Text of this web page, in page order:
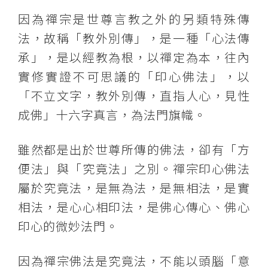
因為禪宗是世尊言教之外的另類特殊傳
法，故稱「教外別傳」，是一種「心法傳
承」，是以經教為根，以禪定為本，往內
實修實證不可思議的「印心佛法」，以
「不立文字，教外別傳，直指人心，見性
成佛」十六字真言，為法門旗幟。
雖然都是出於世尊所傳的佛法，卻有「方
便法」與「究竟法」之別。禪宗印心佛法
屬於究竟法，是無為法，是無相法，是實
相法，是心心相印法，是佛心傳心、佛心
印心的微妙法門。
因為禪宗佛法是究竟法，不能以頭腦「意